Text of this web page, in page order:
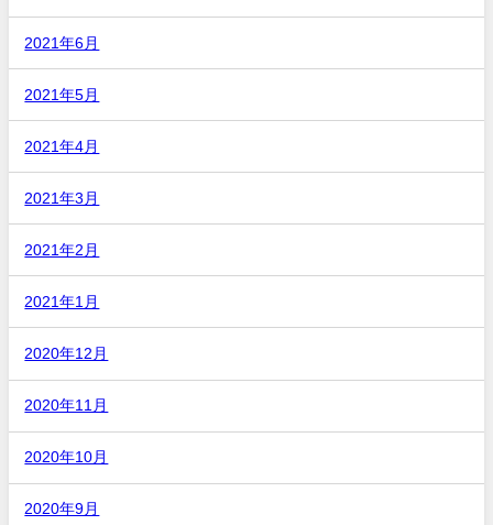
2021年6月
2021年5月
2021年4月
2021年3月
2021年2月
2021年1月
2020年12月
2020年11月
2020年10月
2020年9月